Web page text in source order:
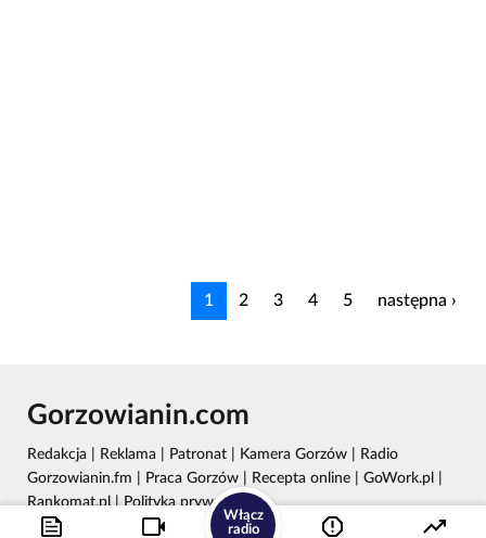
1 2 3 4 5 następna ›
Włącz
radio
Gorzowianin.com
Redakcja Reklama Patronat Kamera Gorzów
Radio
Gorzowianin.fm
Praca Gorzów Recepta online GoWork.pl
Rankomat.pl|Polityka prywatności